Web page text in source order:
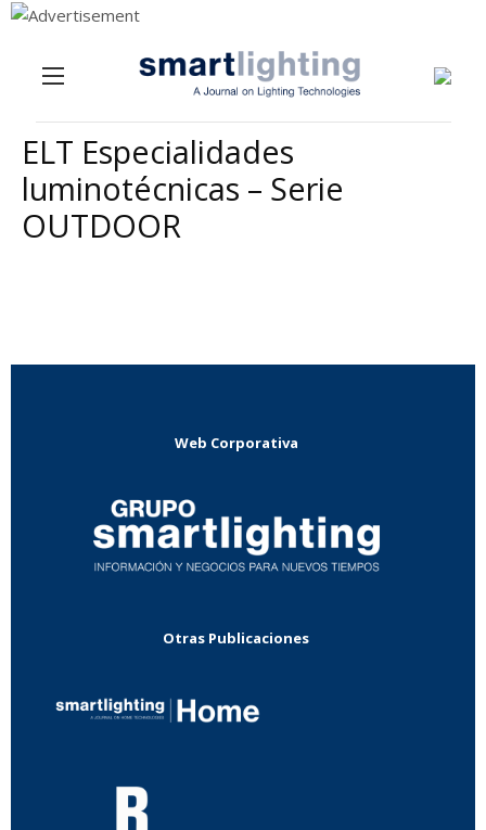
Menu
ELT Especialidades
luminotécnicas – Serie
OUTDOOR
Web Corporativa
Otras Publicaciones